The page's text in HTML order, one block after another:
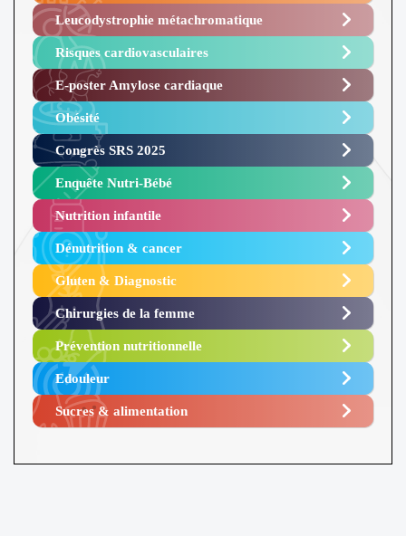
Leucodystrophie métachromatique
Risques cardiovasculaires
E-poster Amylose cardiaque ​
Obésité ​
Congrès SRS 2025 ​
Enquête Nutri-Bébé ​
Nutrition infantile
Dénutrition & cancer
Gluten & Diagnostic
Chirurgies de la femme
Prévention nutritionnelle
Edouleur​
Sucres & alimentation​